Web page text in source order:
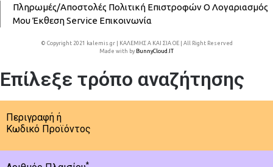
Πληρωμές/Αποστολές Πολιτική ΕπιστροφώνΟ Λογαριασμός
ΜουΈκθεσηService Επικοινωνία
© Copyright 2021 kalemis.gr | ΚΑΛΕΜΗΣ Α ΚΑΙ ΣΙΑ ΟΕ | All Right Reserved
Made with by BunnyCloud.IT
Επίλεξε τρόπο αναζήτησης
Περιγραφή ή
Κωδικό Προϊόντος
*